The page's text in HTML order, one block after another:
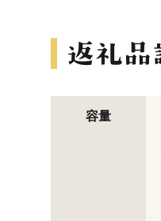
容量